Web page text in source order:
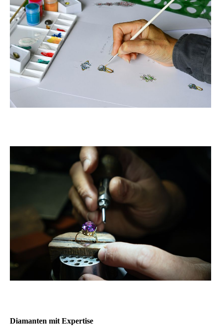
Diamanten mit Expertise